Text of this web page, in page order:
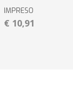
IMPRESO
€ 10,91